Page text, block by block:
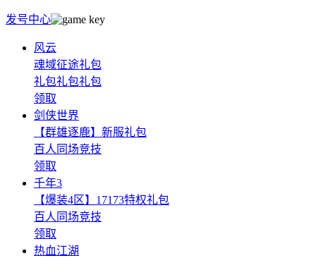
发号中心
风云
魂域征途礼包
礼包礼包礼包
领取
剑侠世界
【群雄逐鹿】新服礼包
百人同场竞技
领取
千年3
【爆装4区】17173特权礼包
百人同场竞技
领取
热血江湖